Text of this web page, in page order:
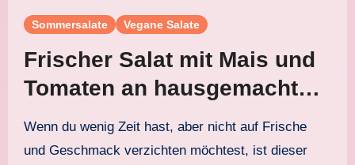
Sommersalate Vegane Salate
Frischer Salat mit Mais und
Tomaten an hausgemachtem
Agave-Senf-Dressing
Wenn du wenig Zeit hast, aber nicht auf Frische
und Geschmack verzichten möchtest, ist dieser